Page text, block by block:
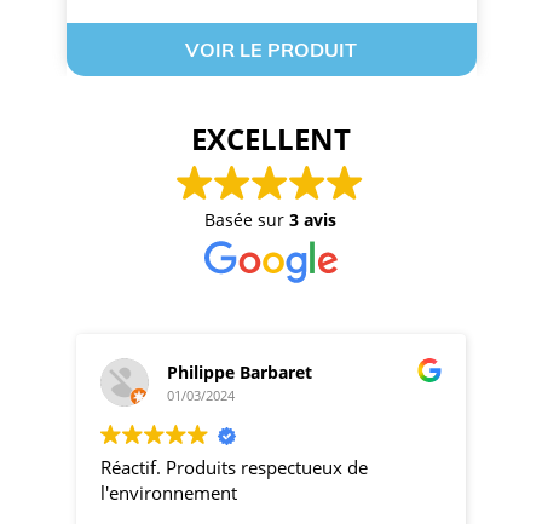
VOIR LE PRODUIT
EXCELLENT
Basée sur3 avis
Philippe Barbaret
01/03/2024
Réactif. Produits respectueux de
l'environnement